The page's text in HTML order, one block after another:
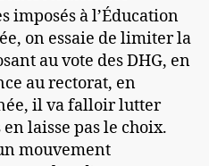
imposés à l’Éducation
on essaie de limiter la
au vote des DHG, en
au rectorat, en
il va falloir lutter
laisse pas le choix.
mouvement